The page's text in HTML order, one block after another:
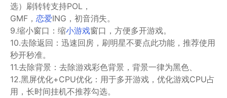
选）刷转转支持POL，
GMF， 恋爱ING，初音消失。
9.缩小窗口：缩小游戏窗口，方便多开游戏。
10.去除返回：迅速回房，刷明星不要点此功能，推荐使用
秒开秒准。
11.去除背景：去除游戏彩色背景，背景一律为黑色、
12.黑屏优化+CPU优化：用于多开游戏，优化游戏CPU占
用，长时间挂机不推荐勾选。